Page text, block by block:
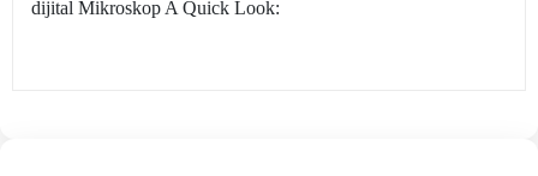
dijital Mikroskop A Quick Look: